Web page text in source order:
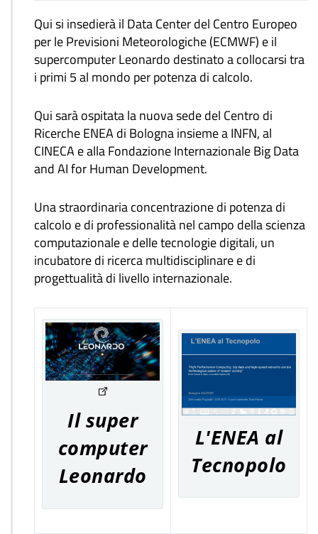
Qui si insedierà il Data Center del Centro Europeo
per le Previsioni Meteorologiche (ECMWF) e il
supercomputer Leonardo destinato a collocarsi tra
i primi 5 al mondo per potenza di calcolo.
Qui sarà ospitata la nuova sede del Centro di
Ricerche ENEA di Bologna insieme a INFN, al
CINECA e alla Fondazione Internazionale Big Data
and AI for Human Development.
Una straordinaria concentrazione di potenza di
calcolo e di professionalità nel campo della scienza
computazionale e delle tecnologie digitali, un
incubatore di ricerca multidisciplinare e di
progettualità di livello internazionale.
Il super
computer
Leonardo
L'ENEA al
Tecnopolo